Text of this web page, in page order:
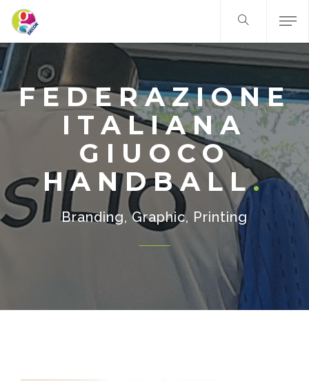
FEDERAZIONE
ITALIANA
GIUOCO
HANDBALL
Branding, Graphic, Printing